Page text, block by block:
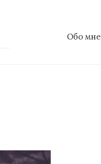
Обо мне